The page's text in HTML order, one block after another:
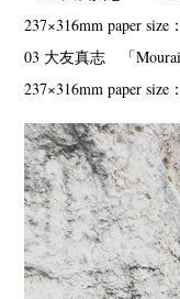
03 大友真志 「Mourai
237×316mm paper size